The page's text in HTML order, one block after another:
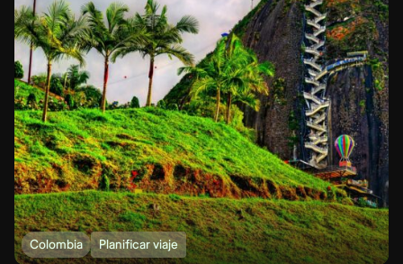
Colombia Planificar viaje